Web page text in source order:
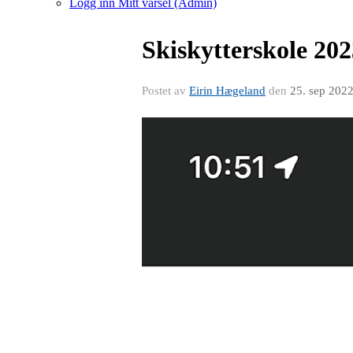
Logg inn Mitt varsel (Admin)
Skiskytterskole
Postet av Eirin Hægeland den 25. sep 2022